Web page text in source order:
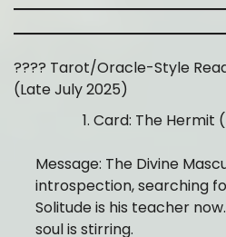
???? Tarot/Oracle-Style
(Late July 2025)
Card: The Hermit
Message: The Divine
introspection, searching
Solitude is his teacher
soul is stirring.